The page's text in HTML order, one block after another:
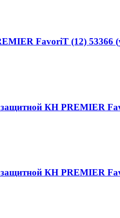
FavoriT (12) 53366
КН PREMIER
КН PREMIER